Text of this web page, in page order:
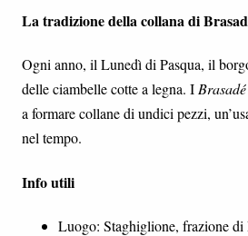
La tradizione della collana di
Ogni anno, il Lunedì di Pasqua, il
delle ciambelle cotte a legna. IBrasadé
a formare collane di undici pezzi,
nel tempo.
Info utili
Luogo: Staghiglione, frazione